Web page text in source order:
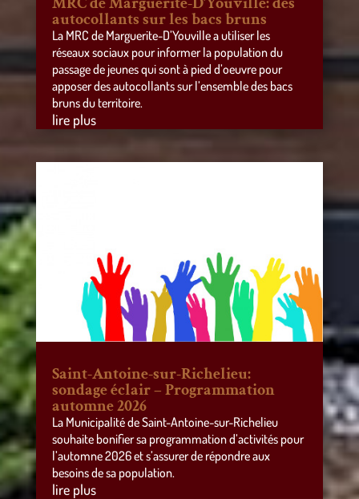
autocollants sur les bacs bruns
La MRC de Marguerite-D’Youville a utiliser les
réseaux sociaux pour informer la population du
passage de jeunes qui sont à pied d’oeuvre pour
apposer des autocollants sur l’ensemble des bacs
bruns du territoire.
lire plus
Saint-Antoine-sur-Richelieu:
sondage éclair – Programmation
automne 2026
La Municipalité de Saint-Antoine-sur-Richelieu
souhaite bonifier sa programmation d’activités pour
l’automne 2026 et s’assurer de répondre aux
besoins de sa population.
lire plus